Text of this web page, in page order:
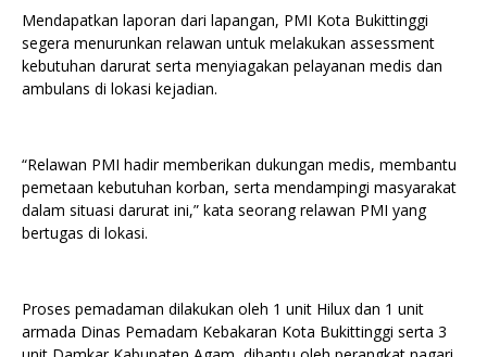
Mendapatkan laporan dari lapangan, PMI Kota Bukittinggi
segera menurunkan relawan untuk melakukan assessment
kebutuhan darurat serta menyiagakan pelayanan medis dan
ambulans di lokasi kejadian.
“Relawan PMI hadir memberikan dukungan medis, membantu
pemetaan kebutuhan korban, serta mendampingi masyarakat
dalam situasi darurat ini,” kata seorang relawan PMI yang
bertugas di lokasi.
Proses pemadaman dilakukan oleh 1 unit Hilux dan 1 unit
armada Dinas Pemadam Kebakaran Kota Bukittinggi serta 3